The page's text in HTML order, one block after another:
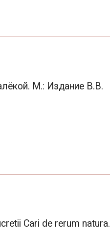
М.: Издание В.В.
Cari de rerum natura.